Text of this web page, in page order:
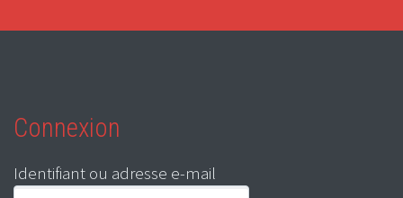
Connexion
Identifiant ou adresse e-mail